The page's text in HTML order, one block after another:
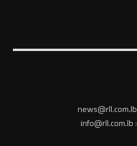
: info@rll.com.lb